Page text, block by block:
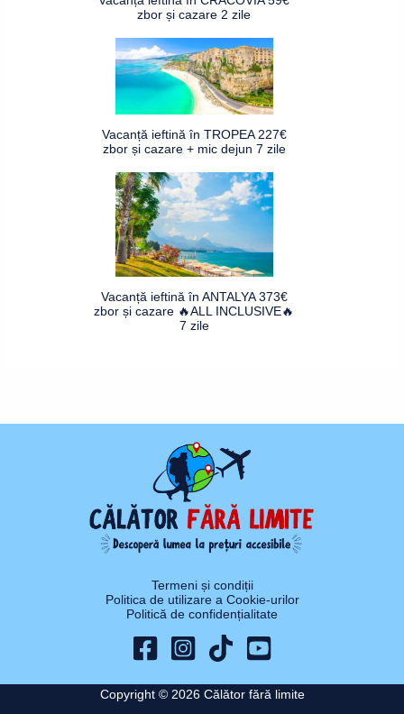
zbor și cazare 2 zile
Vacanță ieftină în TROPEA 227€
zbor și cazare + mic dejun 7 zile
Vacanță ieftină în ANTALYA 373€
zbor și cazare 🔥ALL INCLUSIVE🔥
7 zile
Termeni și condiții
Politica de utilizare a Cookie-urilor
Politică de confidențialitate
Copyright © 2026 Călător fără limite